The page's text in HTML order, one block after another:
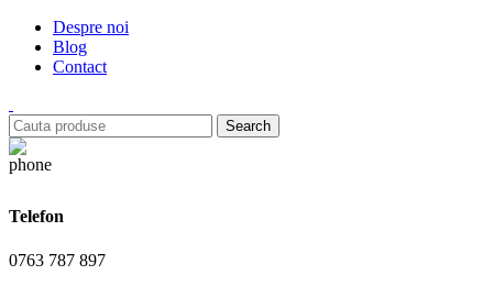
Despre noi
Blog
Contact
Search
Telefon
0763 787 897